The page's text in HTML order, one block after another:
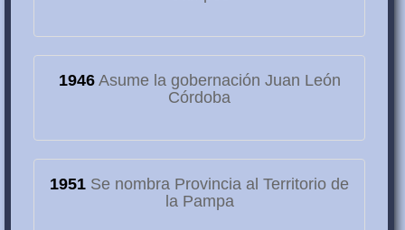
1946Asume la gobernación Juan León
Córdoba
1951 Se nombra Provincia al Territorio de
la Pampa